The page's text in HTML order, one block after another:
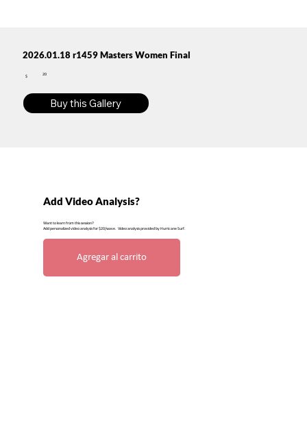
2026.01.18 r1459 Masters Women Final
$
20
Buy this Gallery
Add Video Analysis?
Want to learn from this session?
Add personalized video analysis for $20/wave. Video analysis provided by Hurricane Surf.
Agregar al carrito